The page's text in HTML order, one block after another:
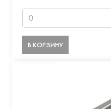
В КОРЗИНУ